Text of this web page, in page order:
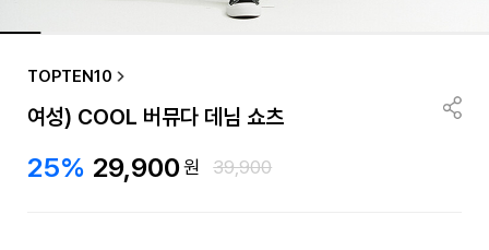
TOPTEN10
여성) COOL 버뮤다 데님 쇼츠
25% 29,900원 39,900